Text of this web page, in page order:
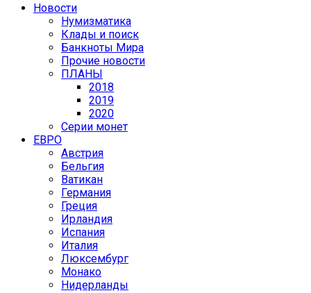
Новости
Нумизматика
Клады и поиск
Банкноты Мира
Прочие новости
ПЛАНЫ
2018
2019
2020
Серии монет
ЕВРО
Австрия
Бельгия
Ватикан
Германия
Греция
Ирландия
Испания
Италия
Люксембург
Монако
Нидерланды